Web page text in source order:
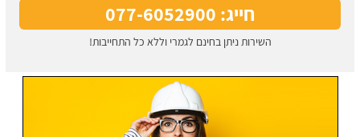
חייג: 077-6052900
השירות ניתן בחינם לגמרי וללא כל התחייבות!